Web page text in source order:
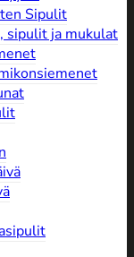
Sipulit
sipulit ja mukulat